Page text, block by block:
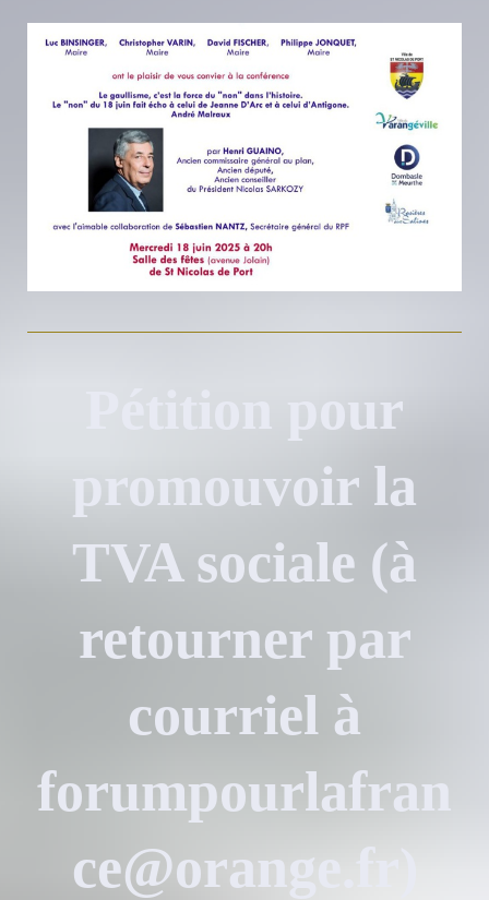
Pétition pour
promouvoir la
TVA sociale (à
retourner par
courriel à
forumpourlafran
ce@orange.fr)